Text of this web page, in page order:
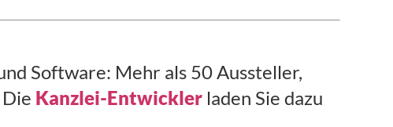
Software: Mehr als 50 Aussteller,
Kanzlei-Entwickler laden Sie dazu